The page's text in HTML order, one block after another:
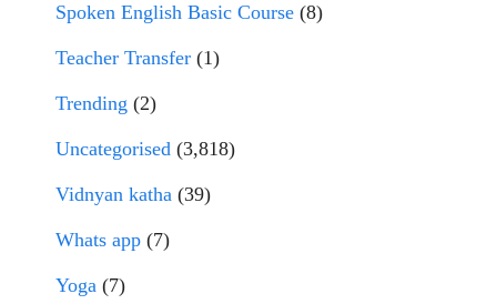
Spoken English Basic Course (8)
Teacher Transfer (1)
Trending (2)
Uncategorised (3,818)
Vidnyan katha (39)
Whats app (7)
Yoga (7)